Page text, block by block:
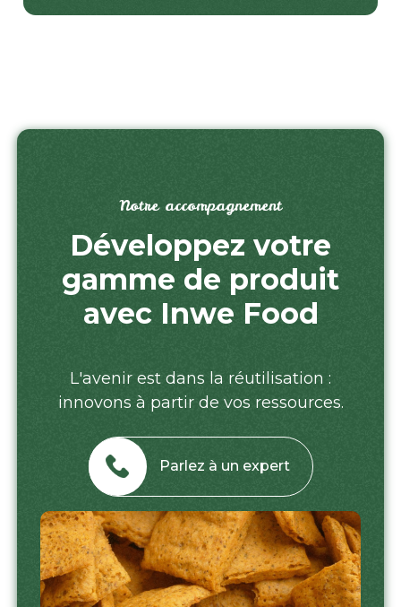
Notre accompagnement
Développez votre
gamme de produit
avec Inwe Food
L'avenir est dans la réutilisation :
innovons à partir de vos ressources.
Parlez à un expert